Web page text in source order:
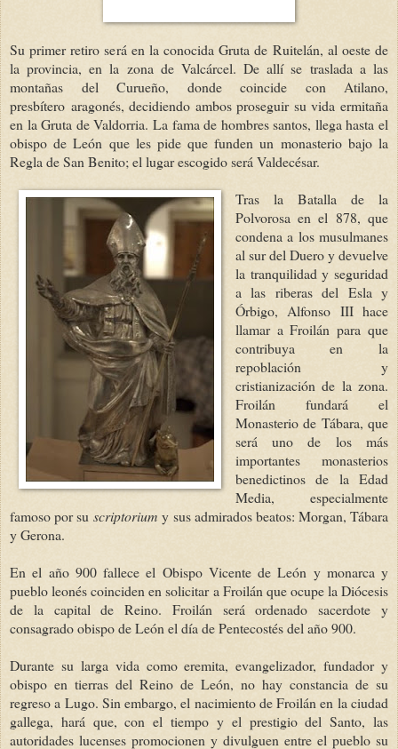
Su primer retiro será en la conocida Gruta de Ruitelán, al oeste de
la provincia, en la zona de Valcárcel. De allí se traslada a las
montañas del Curueño, donde coincide con Atilano,
presbítero aragonés, decidiendo ambos proseguir su vida ermitaña
en la Gruta de Valdorria. La fama de hombres santos, llega hasta el
obispo de León que les pide que funden un monasterio bajo la
Regla de San Benito; el lugar escogido será Valdecésar.
Tras la Batalla de la
Polvorosa en el 878, que
condena a los musulmanes
al sur del Duero y devuelve
la tranquilidad y seguridad
a las riberas del Esla y
Órbigo, Alfonso III hace
llamar a Froilán para que
contribuya en la
repoblación y
cristianización de la zona.
Froilán fundará el
Monasterio de Tábara, que
será uno de los más
importantes monasterios
benedictinos de la Edad
Media, especialmente
famoso por suscriptorium y sus admirados beatos: Morgan, Tábara
y Gerona.
En el año 900 fallece el Obispo Vicente de León y monarca y
pueblo leonés coinciden en solicitar a Froilán que ocupe la Diócesis
de la capital de Reino. Froilán será ordenado sacerdote y
consagrado obispo de León el día de Pentecostés del año 900.
Durante su larga vida como eremita, evangelizador, fundador y
obispo en tierras del Reino de León, no hay constancia de su
regreso a Lugo. Sin embargo, el nacimiento de Froilán en la ciudad
gallega, hará que, con el tiempo y el prestigio del Santo, las
autoridades lucenses promocionen y divulguen entre el pueblo su